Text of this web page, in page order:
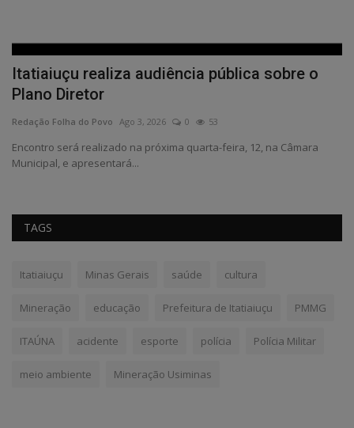
Itatiaiuçu realiza audiência pública sobre o
Plano Diretor
Redação Folha do Povo Ago 3, 2026 0 53
Encontro será realizado na próxima quarta-feira, 12, na Câmara
Municipal, e apresentará...
TAGS
Itatiaiuçu Minas Gerais saúde cultura
Mineração educação Prefeitura de Itatiaiuçu PMMG
ITAÚNA acidente esporte polícia Polícia Militar
meio ambiente Mineração Usiminas